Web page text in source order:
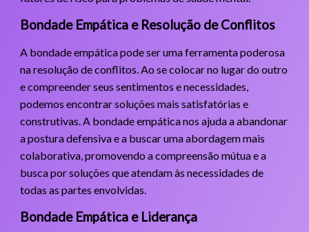
Bondade Empática e Resolução de Conflitos
A bondade empática pode ser uma ferramenta poderosa
na resolução de conflitos. Ao se colocar no lugar do outro
e compreender seus sentimentos e necessidades,
podemos encontrar soluções mais satisfatórias e
construtivas. A bondade empática nos ajuda a abandonar
a postura defensiva e a buscar uma abordagem mais
colaborativa, promovendo a compreensão mútua e a
busca por soluções que atendam às necessidades de
todas as partes envolvidas.
Bondade Empática e Liderança